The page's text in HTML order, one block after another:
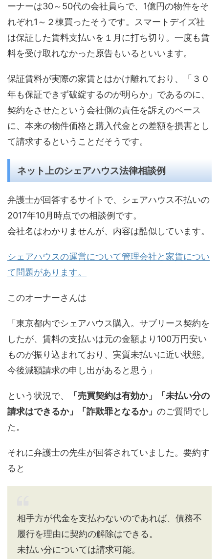
ーナーは30～50代の会社員らで、1億円の物件をそ
れぞれ1～２棟買ったそうです。スマートデイズ社
は保証した賃料支払いを１月に打ち切り。一度も賃
料を受け取れなかった原告もいるといいます。
保証賃料が実際の家賃とはかけ離れており、「３０
年も保証できず破綻するのが明らか」であるのに、
契約をさせたという会社側の責任を訴えのベース
に、本来の物件価格と購入代金との差額を損害とし
て請求するということだそうです。
ネット上のシェアハウス法律相談例
弁護士が回答するサイトで、シェアハウス不払いの
2017年10月時点での相談例です。
会社名はわかりませんが、内容は酷似しています。
シェアハウスの運営について管理会社と家賃につい
て問題があります。
このオーナーさんは
「東京都内でシェアハウス購入。サブリース契約を
したが、賃料の支払いは元の金額より100万円安い
ものが振り込まれており、実質未払いに近い状態。
今後減額請求の申し出があると思う」
という状況で、
「売買契約は有効か」「未払い分の
請求はできるか」「詐欺罪となるか」 のご質問でし
た。
それに弁護士の先生が回答されていました。要約す
ると
相手方が代金を支払わないのであれば、債務不
履行を理由に契約の解除はできる。
未払い分については請求可能。